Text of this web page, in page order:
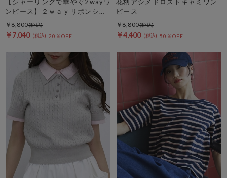
ンピース】２ｗａｙリボンシャ
ーリングノースリワンピース
￥7,040 20％OFF
￥8,800
ピース
￥4,400 50％OFF
￥8,800